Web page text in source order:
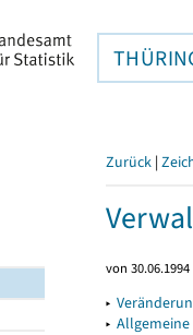
Zurück |
von
▸
▸